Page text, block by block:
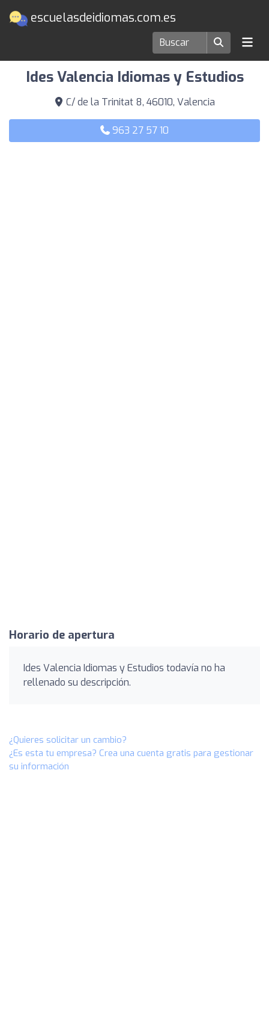
escuelasdeidiomas.com.es
Escuelas de idiomas en Valencia
Ides Valencia Idiomas y Estudios
C/ de la Trinitat 8, 46010, Valencia
963 27 57 10
Horario de apertura
Ides Valencia Idiomas y Estudios todavía no ha
rellenado su descripción.
¿Quieres solicitar un cambio?
¿Es esta tu empresa? Crea una cuenta gratis para gestionar
su información